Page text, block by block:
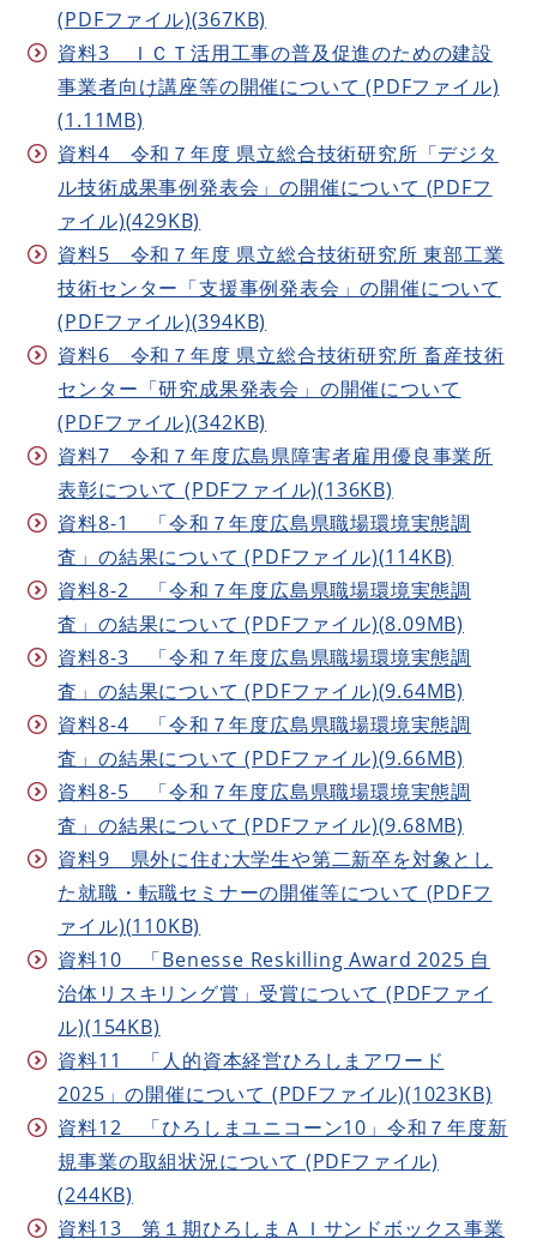
(PDFファイル)(367KB)
資料3 ＩＣＴ活用工事の普及促進のための建設
事業者向け講座等の開催について (PDFファイル)
(1.11MB)
資料4 令和７年度 県立総合技術研究所「デジタ
ル技術成果事例発表会」の開催について (PDFフ
ァイル)(429KB)
資料5 令和７年度 県立総合技術研究所 東部工業
技術センター「支援事例発表会」の開催について
(PDFファイル)(394KB)
資料6 令和７年度 県立総合技術研究所 畜産技術
センター「研究成果発表会」の開催について
(PDFファイル)(342KB)
資料7 令和７年度広島県障害者雇用優良事業所
表彰について (PDFファイル)(136KB)
資料8-1 「令和７年度広島県職場環境実態調
査」の結果について (PDFファイル)(114KB)
資料8-2 「令和７年度広島県職場環境実態調
査」の結果について (PDFファイル)(8.09MB)
資料8-3 「令和７年度広島県職場環境実態調
査」の結果について (PDFファイル)(9.64MB)
資料8-4 「令和７年度広島県職場環境実態調
査」の結果について (PDFファイル)(9.66MB)
資料8-5 「令和７年度広島県職場環境実態調
査」の結果について (PDFファイル)(9.68MB)
資料9 県外に住む大学生や第二新卒を対象とし
た就職・転職セミナーの開催等について (PDFフ
ァイル)(110KB)
資料10 「Benesse Reskilling Award 2025 自
治体リスキリング賞」受賞について (PDFファイ
ル)(154KB)
資料11 「人的資本経営ひろしまアワード
2025」の開催について (PDFファイル)(1023KB)
資料12 「ひろしまユニコーン10」令和７年度新
規事業の取組状況について (PDFファイル)
(244KB)
資料13 第１期ひろしまＡＩサンドボックス事業